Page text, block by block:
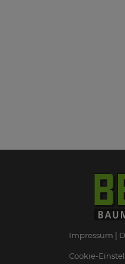
Impressum
Cookie-